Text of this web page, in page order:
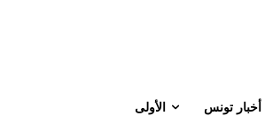
الأولى أخبار تونس